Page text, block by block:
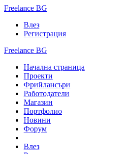
Freelance BG
Влез
Регистрация
Freelance BG
Начална страница
Проекти
Фрийлансъри
Работодатели
Магазин
Портфолио
Новини
Форум
Влез